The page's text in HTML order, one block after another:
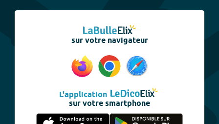
sur votre navigateur
L'application
sur votre smartphone